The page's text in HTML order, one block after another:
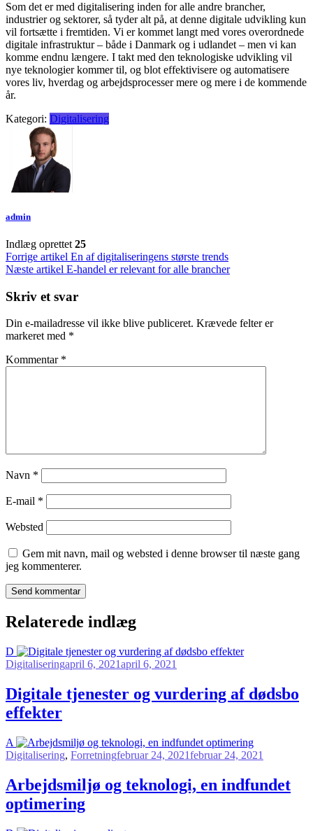
Som det er med digitalisering inden for alle andre brancher,
industrier og sektorer, så tyder alt på, at denne digitale udvikling kun
vil fortsætte i fremtiden. Vi er kommet langt med vores overordnede
digitale infrastruktur – både i Danmark og i udlandet – men vi kan
komme endnu længere. I takt med den teknologiske udvikling vil
nye teknologier kommer til, og blot effektivisere og automatisere
vores liv, hverdag og arbejdsprocesser mere og mere i de kommende
år.
Kategori: Digitalisering
admin
Indlæg oprettet 25
Indlægsnavigation
Forrige artikel En af digitaliseringens største trends
Næste artikel E-handel er relevant for alle brancher
Skriv et svar
Din e-mailadresse vil ikke blive publiceret. Krævede felter er
markeret med *
Kommentar *
Navn *
E-mail *
Websted
Gem mit navn, mail og websted i denne browser til næste gang
jeg kommenterer.
Send kommentar
Relaterede indlæg
D
Digitaliseringapril 6, 2021april 6, 2021
Digitale tjenester og vurdering af dødsbo
effekter
A
Digitalisering, Forretningfebruar 24, 2021februar 24, 2021
Arbejdsmiljø og teknologi, en indfundet
optimering